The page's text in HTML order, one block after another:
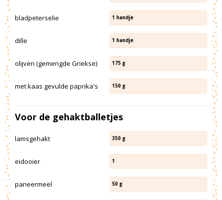
bladpeterselie 1 handje
dille 1 handje
olijven (gemengde Griekse) 175 g
met kaas gevulde paprika's 150 g
Voor de gehaktballetjes
lamsgehakt 350 g
eidooier 1
paneermeel 50 g